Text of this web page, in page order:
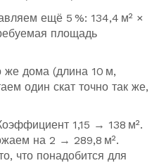
ещё 5 %: 134,4 м² ×
площадь
же дома (длина 10 м,
один скат точно так же,
1,15 → 138 м².
на 2 → 289,8 м².
что понадобится для